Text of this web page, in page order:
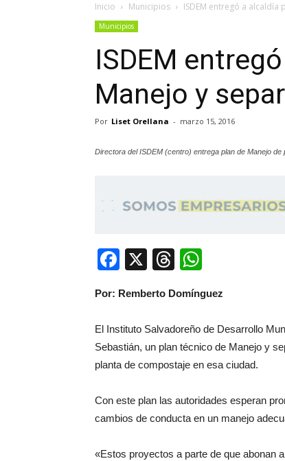
Inicio Municipios ISDEM entregó a
Municipios
ISDEM
Manejo y
Por Liset Orellana - marzo 15, 2016
Directora del ISDEM (centro) entrega plan de Manejo
Facebook
X Threads
Por: Remberto Domínguez
El Instituto Salvadoreño de Desarrollo
Sebastián, un plan técnico de Manejo y
planta de compostaje en esa ciudad.
Con este plan las autoridades esperan
cambios de conducta en un manejo
«Estos proyectos a parte de que abonan